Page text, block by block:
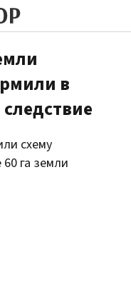
в
схему
га земли